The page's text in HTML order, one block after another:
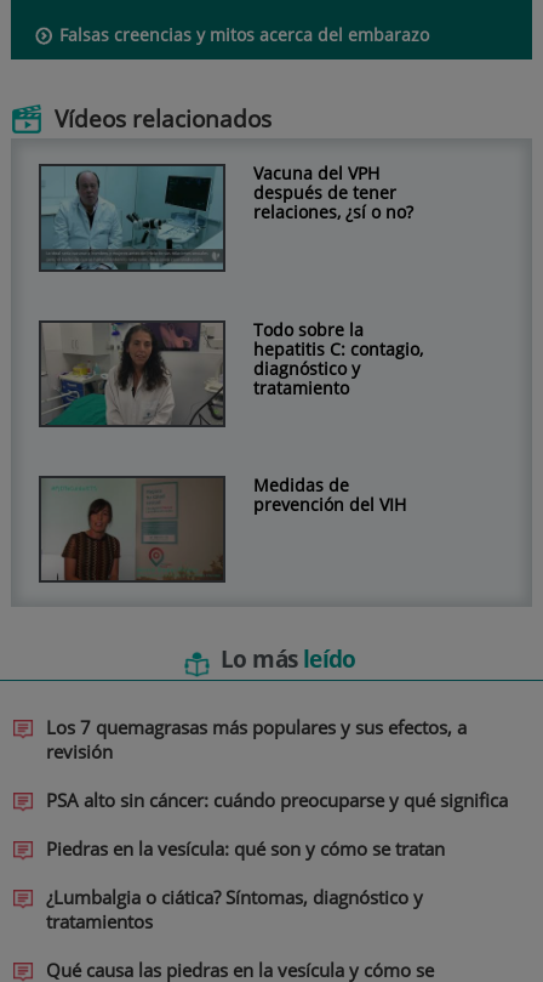
Falsas creencias y mitos acerca del embarazo
Vídeos relacionados
Vacuna del VPH
después de tener
relaciones, ¿sí o no?
Todo sobre la
hepatitis C: contagio,
diagnóstico y
tratamiento
Medidas de
prevención del VIH
Lo másleído
Los 7 quemagrasas más populares y sus efectos, a
revisión
PSA alto sin cáncer: cuándo preocuparse y qué significa
Piedras en la vesícula: qué son y cómo se tratan
¿Lumbalgia o ciática? Síntomas, diagnóstico y
tratamientos
Qué causa las piedras en la vesícula y cómo se